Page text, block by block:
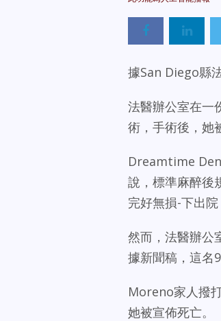
據San Diego縣
法醫辦公室在一
術，手術後，她
Dreamtime
說，標準麻醉後
完好無損-下出院
然而，法醫辦公
據新聞稿，這名
Moreno家人撥
她被宣佈死亡。